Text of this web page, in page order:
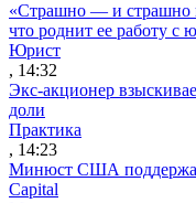
«Страшно — и страшно
что роднит ее работу с
Юрист
, 14:32
Экс-акционер
доли
Практика
, 14:23
Минюст США
Capital